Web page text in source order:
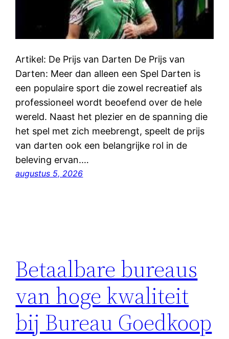
Artikel: De Prijs van Darten De Prijs van
Darten: Meer dan alleen een Spel Darten is
een populaire sport die zowel recreatief als
professioneel wordt beoefend over de hele
wereld. Naast het plezier en de spanning die
het spel met zich meebrengt, speelt de prijs
van darten ook een belangrijke rol in de
beleving ervan.…
augustus 5, 2026
Betaalbare bureaus
van hoge kwaliteit
bij Bureau Goedkoop